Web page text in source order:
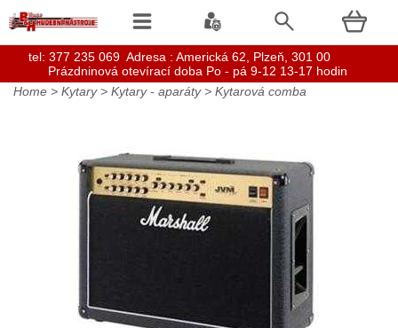
Home > Kytary> Kytary - aparáty> Kytarová comba
tel: 377 235 069 Adresa : Americká 62, Plzeň, 301 00
Prázdninová otevírací doba Po - pá 9-12 13-17 hodin